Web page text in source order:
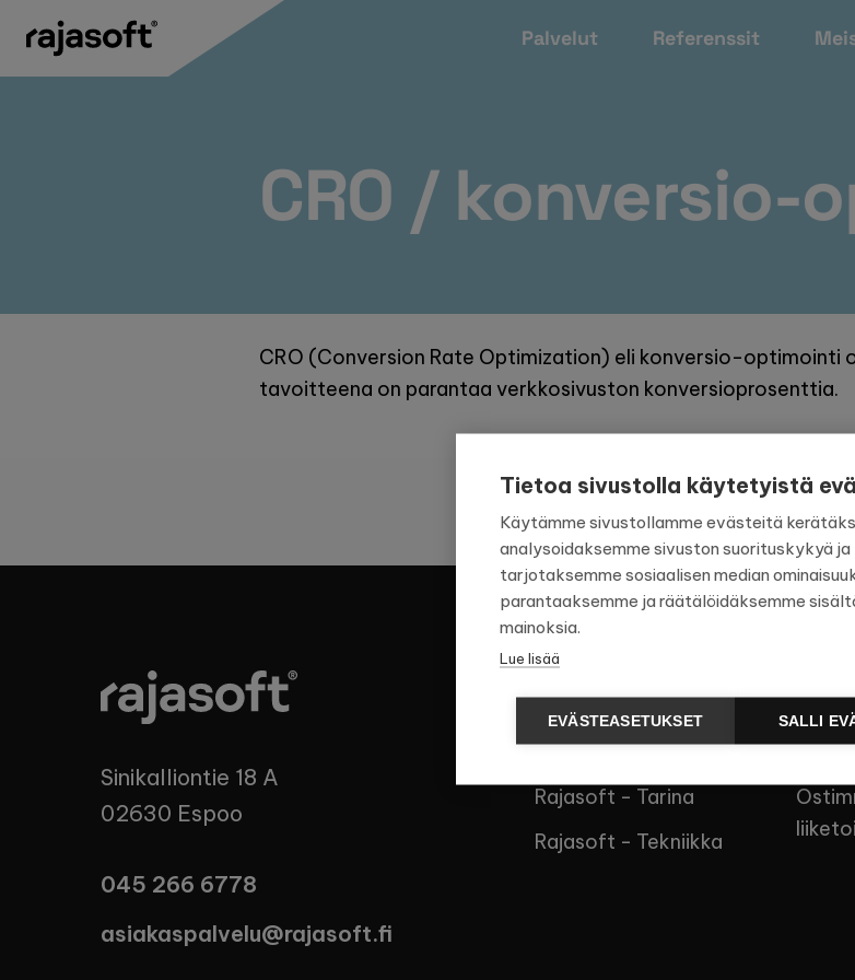
Hyppää
sisältöön
Palvelut Referenssit
CRO / konversio-
CRO (Conversion Rate Optimization) eli konversio-optimointi
tavoitteena on parantaa verkkosivuston konversioprosenttia.
Sinikalliontie 18 A
02630 Espoo
045 266 6778
asiakaspalvelu@rajasoft.fi
Palvelut
Rajasoft - Tuotto
Rajasoft - Tarina
Rajasoft - Tekniikka
Tietoa sivustolla käytetyistä
Käytämme sivustollamme evästeitä
analysoidaksemme sivuston suorituskykyä
tarjotaksemme sosiaalisen median
parantaaksemme ja räätälöidäksemme
mainoksia.
Lue lisää
EVÄSTEASETUKSET SALLI